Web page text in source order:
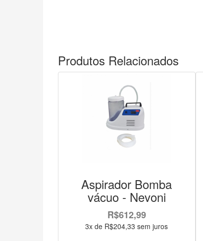
Produtos Relacionados
Aspirador Bomba
vácuo - Nevoni
R$612,99
3x de R$204,33 sem juros